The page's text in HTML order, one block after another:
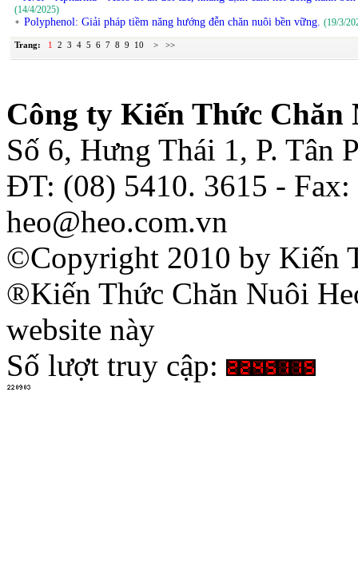
(14/4/2025)
Polyphenol: Giải pháp tiềm năng hướng đễn chăn nuôi bền vững. (19/3/
Trang: 1 2 3 4 5 6 7 8 9 10 > >>
Công ty Kiến Thức Chăn
Số 6, Hưng Thái 1, P. Tân
ĐT: (08) 5410. 3615 -
heo@heo.com.vn
©Copyright 2010 by Kiến
®Kiến Thức Chăn Nuôi
website này
Số lượt truy cập: